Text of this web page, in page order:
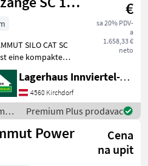
€
sa 20% PDV-
a
1.658,33 €
neto
SILO CAT SC
eine kompakte
für
an Frontladern,
oder kleineren
konzipiert ist
Lagerhaus Innviertel-Traunviertel-Urfahr eGen, Kirchdorf
4560 Kirchdorf
/
Premium Plus prodavac
Power
Cena
na upit